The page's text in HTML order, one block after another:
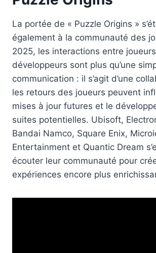
La portée de « Puzzle Origins »
également à la communauté des
2025, les interactions entre
développeurs sont plus qu’une
communication : il s’agit d’une
les retours des joueurs peuvent
mises à jour futures et le
suites potentielles. Ubisoft,
Bandai Namco, Square Enix,
Entertainment et Quantic Dream
écouter leur communauté pour
expériences encore plus